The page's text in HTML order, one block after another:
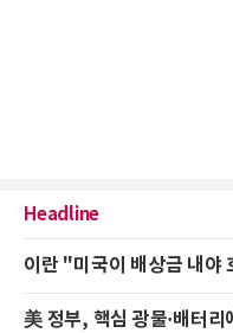
Headline
이란 "미국이 배상금 내야
美 정부, 핵심 광물·배터